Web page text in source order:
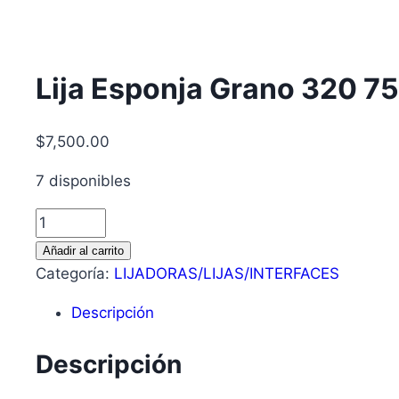
Lija Esponja Grano 320
$7,500.00
7 disponibles
Añadir al carrito
Categoría: LIJADORAS/LIJAS/INTERFACES
Descripción
Descripción